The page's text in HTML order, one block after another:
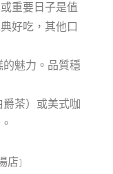
重要日子是值
好吃，其他口
魅力。品質穩
茶）或美式咖
店)